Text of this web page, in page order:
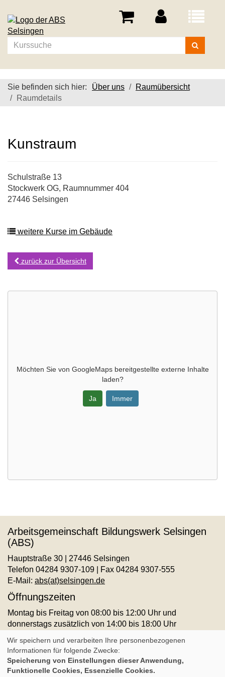
Menü
Kurse
suchen
Sie befinden sich hier: Über uns
Raumübersicht
Raumdetails
Kunstraum
Schulstraße 13
Stockwerk OG, Raumnummer 404
27446 Selsingen
weitere Kurse im Gebäude
zurück zur Übersicht
Möchten Sie von GoogleMapsbereitgestellte externe Inhalte
laden?
Ja Immer
Arbeitsgemeinschaft Bildungswerk Selsingen
(ABS)
Hauptstraße 30 | 27446 Selsingen
Telefon 04284 9307-109 | Fax 04284 9307-555
E-Mail: abs(at)selsingen.de
Öffnungszeiten
Montag bis Freitag von 08:00 bis 12:00 Uhr und
donnerstags zusätzlich von 14:00 bis 18:00 Uhr
AGB
Impressum Datenschutz Widerruf
Cookie Einstellungen
Wir speichern und verarbeiten Ihre personenbezogenen
Informationen für folgende Zwecke:
Speicherung von Einstellungen dieser Anwendung,
Funktionelle Cookies, Essenzielle Cookies.